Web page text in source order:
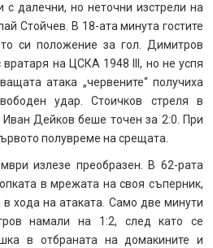
с далечни, но неточни изстрели на
Стойчев. В 18-ата минута гостите
си положение за гол. Димитров
на ЦСКА 1948 III, но не успя
атака „червените“ получиха
удар. Стоичков стреля в
Иван Дейков беше точен за 2:0. При
полувреме на срещата.
излезе преобразен. В 62-рата
в мрежата на своя съперник,
хода на атаката. Само две минути
намали на 1:2, след като се
в отбраната на домакините и